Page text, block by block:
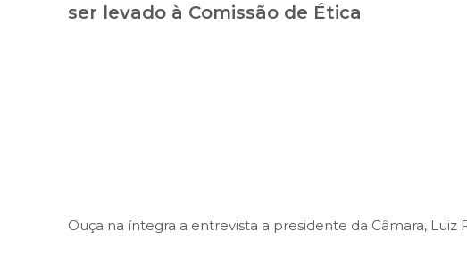
ser levado à Comissão de Ética
Ouça na íntegra a entrevista a presidente da Câmara, Luiz